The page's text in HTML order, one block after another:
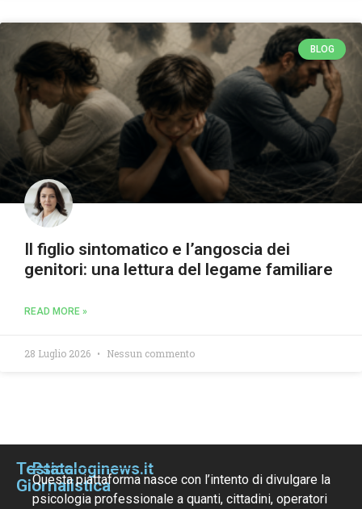
BLOG
Il figlio sintomatico e l’angoscia dei
genitori: una lettura del legame familiare
READ MORE »
28 Luglio 2026 Nessun commento
Testata
Giornalistica
Psicologinews.it
Questa piattaforma nasce con l’intento di divulgare la
psicologia professionale a quanti, cittadini, operatori